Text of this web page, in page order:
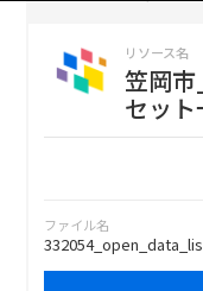
リソース名
笠岡
セッ
ファイル名